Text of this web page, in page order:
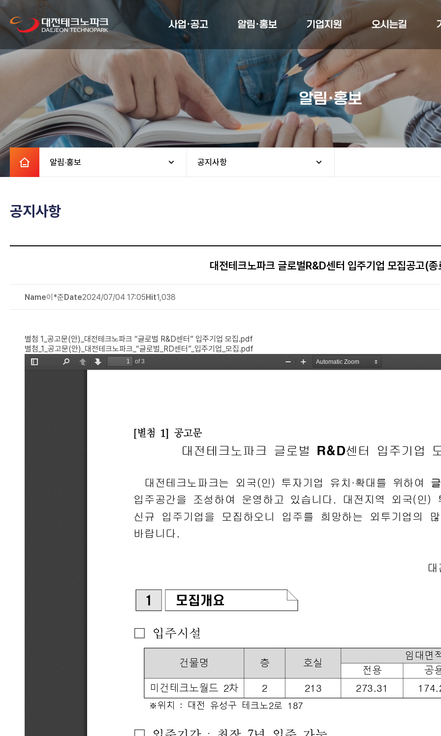
사업·공고 알림·홍보 기업지원 오시는길
알림·홍보
알림·홍보 공지사항
공지사항
대전테크노파크 글로벌R&D센터 입주기업 모집공고(
Name이*준Date2024/07/04 17:05Hit1,038
별첨 1_공고문(안)_대전테크노파크 “글로벌 R&D센터” 입주기업 모집.pdf
별첨_1_공고문(안)_대전테크노파크_“글로벌_RD센터”_입주기업_모집.pdf